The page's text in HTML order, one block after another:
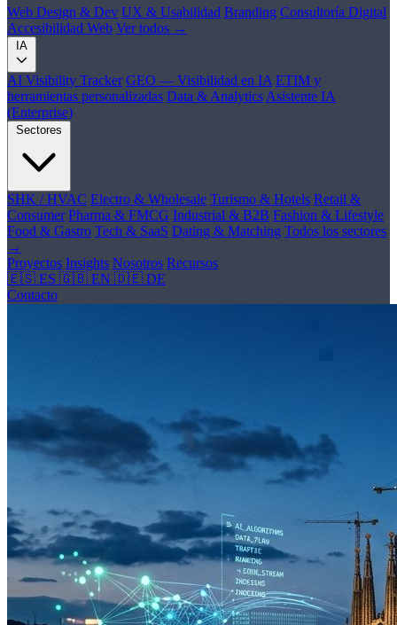
Web Design & Dev UX & Usabilidad Branding Consultoría Digital
Accesibilidad Web Ver todos →
IA
AI Visibility Tracker GEO — Visibilidad en IA ETIM y
herramientas personalizadas Data & Analytics Asistente IA
(Enterprise)
Sectores
SHK / HVAC Electro & Wholesale Turismo & Hotels Retail &
Consumer Pharma & FMCG Industrial & B2B Fashion & Lifestyle
Food & Gastro Tech & SaaS Dating & Matching Todos los sectores
→
Proyectos Insights Nosotros Recursos
🇪🇸 ES 🇬🇧 EN 🇩🇪 DE
Contacto